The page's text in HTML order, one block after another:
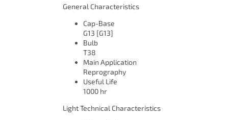
General Characteristics
Cap-Base
G13 [G13]
Bulb
T38
Main Application
Reprography
Useful Life
1000 hr
Light Technical Characteristics